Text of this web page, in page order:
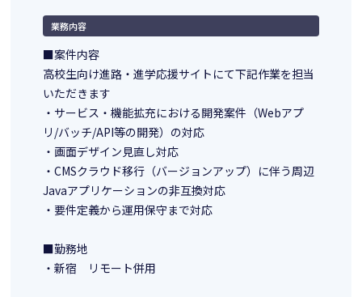
業務内容
■案件内容
高校生向け進路・進学応援サイトにて下記作業を担当
いただきます
・サービス・機能拡充における開発案件（Webアプ
リ/バッチ/API等の開発）の対応
・画面デザイン見直し対応
・CMSクラウド移行（バージョンアップ）に伴う周辺
Javaアプリケーションの非互換対応
・要件定義から運用保守まで対応
■勤務地
・新宿 リモート併用